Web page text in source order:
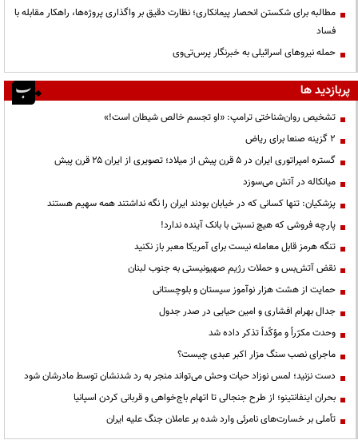
مطالبه برای شکستن انحصار پیمانکاری؛ نظارت دقیق بر واگذاری پروژه‌ها، راهکار مقابله با
فساد
حمله نیروهای اسرائیلی به خبرنگار پرس‌تی‌وی
پربازدید ها
تشخیص روان‌شناختی ترامپ: «او تجسم خالص شیطان است!»
۲ گزینه صنعا برای ریاض
گستره امپراتوری ایران در ۵ قرن پیش از میلاد؛ تصویری از ایران ۲۵ قرن پیش
میانکاله در آتش می‌سوزد
پزشکیان: تنها کسانی که در خیابان بودند ایران را نگه نداشتند همه سهیم هستند
پارچه فروشی که هیچ نسبتی با بانک آینده ندارد!
تنگه هرمز قابل معامله نیست برای آمریکا معبر باز نکنید
نقض آتش‌بس و حملات رژیم صهیونیستی به جنوب لبنان
حمایت از هشت هزار نوآموز سیستان و بلوچستانی
جدال بهرام افشاری و امین حیایی در صدر جدول
وحدت مکرّراً و مؤکّداً تذکر داده شد
ماجرای نصب سنگ مزار اکبر عبدی چیست؟
دست نزنید؛ لمس نوزاد حیات وحش می‌تواند منجر به رد شدنشان توسط مادرشان شود
بحران اینفانتینو؛ از طرح جنجالی تا اتهام باج‌خواهی و قربانی کردن اسپانیا
تأملی بر خسارت‌های نامرئی وارد شده بر عاملان جنگ علیه ایران